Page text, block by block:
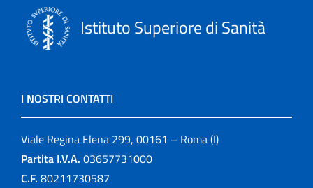
Istituto Superiore di Sanità
I NOSTRI CONTATTI
Viale Regina Elena 299, 00161 – Roma (I)
Partita I.V.A. 03657731000
C.F. 80211730587